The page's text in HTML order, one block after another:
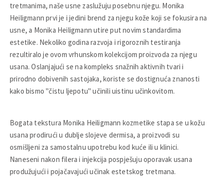
tretmanima, naše usne zaslužuju posebnu njegu. Monika
Heiligmann prvi je i jedini brend za njegu kože koji se fokusira na
usne, a Monika Heiligmann utire put novim standardima
estetike. Nekoliko godina razvoja i rigoroznih testiranja
rezultiralo je ovom vrhunskom kolekcijom proizvoda za njegu
usana. Oslanjajući se na kompleks snažnih aktivnih tvari i
prirodno dobivenih sastojaka, koriste se dostignuća znanosti
kako bismo "čistu ljepotu" učinili uistinu učinkovitom.
Bogata tekstura Monika Heiligmann kozmetike stapa se u kožu
usana prodirući u dublje slojeve dermisa, a proizvodi su
osmišljeni za samostalnu upotrebu kod kuće ili u klinici.
Naneseni nakon filera i injekcija pospješuju oporavak usana
produžujući i pojačavajući učinak estetskog tretmana.